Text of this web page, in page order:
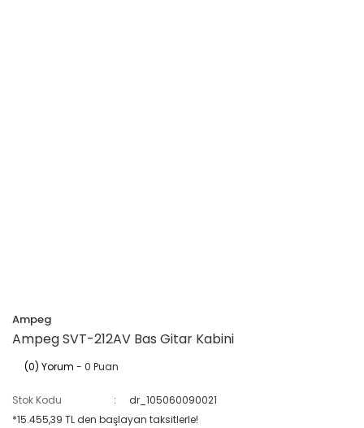
Ampeg
Ampeg SVT-212AV Bas Gitar Kabini
(0) Yorum - 0 Puan
Stok Kodu
dr_105060090021
*15.455,39 TL den başlayan taksitlerle!